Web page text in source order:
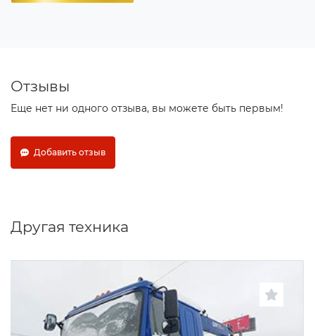
Отзывы
Еще нет ни одного отзыва, вы можете быть первым!
Добавить отзыв
Другая техника